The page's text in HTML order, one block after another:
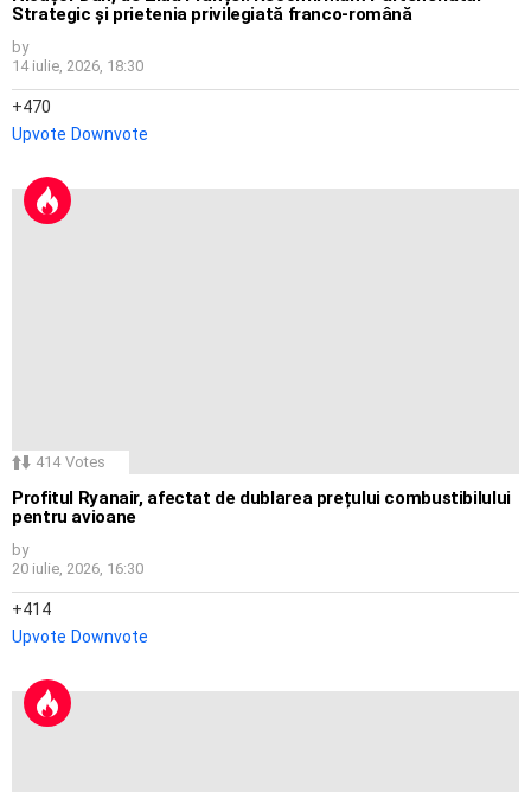
Strategic și prietenia privilegiată franco-română
by
14 iulie, 2026, 18:30
470
Upvote Downvote
414 Votes
Profitul Ryanair, afectat de dublarea prețului combustibilului
pentru avioane
by
20 iulie, 2026, 16:30
414
Upvote Downvote